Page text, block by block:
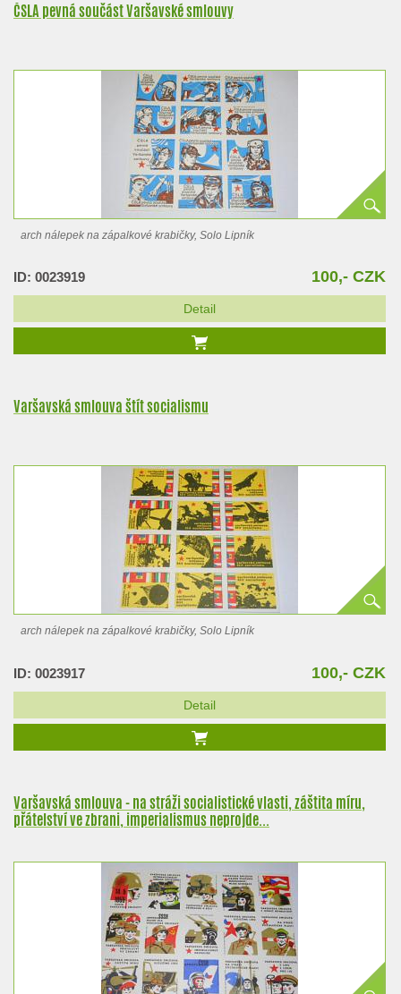
ČSLA pevná součást Varšavské smlouvy
arch nálepek na zápalkové krabičky, Solo Lipník
ID: 0023919 100,- CZK
Detail
Varšavská smlouva štít socialismu
arch nálepek na zápalkové krabičky, Solo Lipník
ID: 0023917 100,- CZK
Detail
Varšavská smlouva - na stráži socialistické vlasti, záštita míru,
přátelství ve zbrani, imperialismus neprojde...